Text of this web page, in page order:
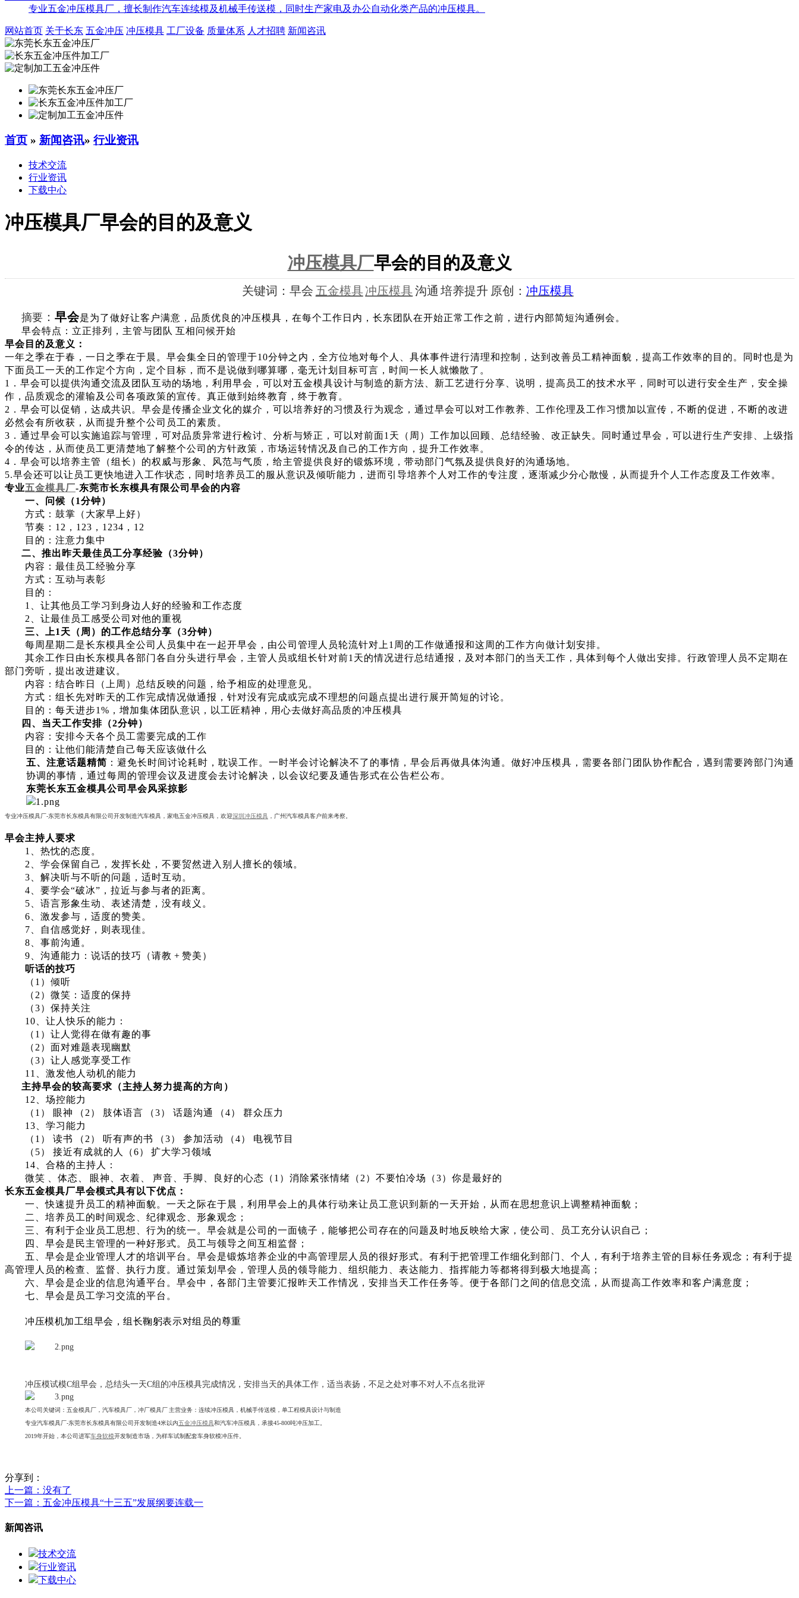
专业五金冲压模具厂，擅长制作汽车连续模及机械手传送模，同时生产家电及办公自动化类产品的冲压模具。
网站首页 关于长东 五金冲压 冲压模具 工厂设备 质量体系 人才招聘 新闻咨讯
首页 » 新闻咨讯» 行业资讯
技术交流
行业资讯
下载中心
冲压模具厂早会的目的及意义
冲压模具厂早会的目的及意义
关键词：早会 五金模具冲压模具沟通 培养提升 原创： 冲压模具
摘要 ： 早会是为了做好让客户满意，品质优良的冲压模具，在每个工作日内，长东团队在开始正常工作之前，进行内部简短沟通例会。
早会特点：立正排列，主管与团队 互相问候开始
早会目的及意义：
一年之季在于春，一日之季在于晨。早会集全日的管理于10分钟之内，全方位地对每个 人、 具体事件进行清理和控制，达到改善员工精神面貌， 提高工作效率的目的。同时也是为
下面员工一天的工作定个方向，定个目标，而不是说做到哪算哪，毫无计划目标可言，时间一长人就懒散了 。
1．早会可以提供沟通交流及团队互动的场地 ，利用早会，可以对五金模具设计与制造的新方法、新工艺进行分享、说明，提高员工的技术水平，同时可以进行安全生产，安全操
作， 品质观念的灌输及公司各项政策的宣传。真正做到始终教育，终于教育。
2．早会可以促销，达成共识。早会是传播企业文化的媒介，可以培养好的习惯及行为观念，通过早会可以对工作教养、工作伦理及工作习惯加以宣传，不断的促进，不断的改进
必然会有所收获，从而提升整个公司员工的素质。
3．通过早会可以实施追踪与管理，可对品质异常进行检讨、分析与矫正，可以对前面1天（周） 工作加以回顾、总结经验、改正缺失。同时通过早会，可以进行生产安排、上级指
令的传达，从而使员工更清楚地了解整个公司的方针政策，市场运转情况及自己的工作方向，提升工作效率。
4．早会可以培养主管
（组长） 的权威与形象、风范与气质，给主管提供良好的锻炼环境，带动部门气氛及提供良好的沟通场地。
5.早会还可以让员工更快地进入工作状态，同时培养员工的服从意识及倾听能力，进而引导培养个人对工作的专注度，逐渐减少分心散慢，从而提升个人工作态度及工作效率。
专业五金模具厂-东莞市长东模具有限公司 早会的内容
一、问候（1分钟）
方式：鼓掌（ 大家早上好）
节奏： 12，123，1234，12
目的：注意力集中
二、推出昨天最佳员工分享经验（3分钟）
内容：最佳员工经验分享
方式：互动与表彰
目的：
1、让其他 员工学习到身边人 好的经验和工作态度
2、让最佳 员工感受公司对他的重视
三、
上1天（周）的工作总结分享 （3分钟）
每周星期 二 是长东模具全公司人员集中在一起开早会，由公司管理人员轮流针对上 1周的工作做通报和这周的工作方向做计划安排。
其余工作日由长东模具各部门各自分头进行早会，主管人员或组长针对前1天的情况进行总结通报 ，及对本部门的当天工作，具体到每个人做出安排。行政管理人员不定期在
部门旁听，提出改进建议。
内容：结合昨日
（上周） 总结反映的问题，给予相应的处理意见。
方式： 组长先对昨天的工作完成情况做通报，针对没有完成或完成不理想的问题点提出进行展开简短的讨论。
目的：每天进步1%，增加集体团队意识，以工匠精神，用心去做好高品质的冲压模具
四、 当天工作安排（2分钟）
内容：安排今天各个员工需要完成的工作
目的：让他们能清楚自己每天应该做什么
五、 注意话题精简 ：避免长时间讨论耗时，耽误工作。一时半会讨论解决不了的事情，早会后再做具体沟通。做好冲压模具，需要各部门团队协作配合，遇到需要跨部门沟通
协调的事情，通过每周的管理会议及进度会去讨论解决，以会议纪要及通告形式在公告栏公布。
东莞长东五金模具公司早会风采掠影
专业冲压模具厂-东莞市长东模具有限公司开发制造汽车模具， 家电五金冲压模具，欢迎深圳冲压模具 ，广州汽车模具客户前来考察。
早会主持人要求
1、热忱的态度。
2、学会保留自己，发挥长处，不要贸然进入别人擅长的领域。
3、解决听与不听的问题，适时互动。
4、要学会“破冰”，拉近与参与者的距离。
5、语言形象生动、表述清楚，没有歧义。
6、激发参与，适度的赞美。
7、自信感觉好，则表现佳。
8、事前沟通。
9、沟通能力：说话的技巧（请教 + 赞美）
听话的技巧
（ 1）倾听
（ 2）微笑：适度的保持
（3）保持关注
10、让人快乐的能力：
（ 1）让人觉得在做有趣的事
（ 2）面对难题表现幽默
（3）让人感觉享受工作
11、激发他人动机的能力
主持早会的较高要求（主持人努力提高的方向）
12、场控能力
（ 1） 眼神 （2） 肢体语言 （3） 话题沟通 （4） 群众压力
13、学习能力
（ 1） 读书 （2） 听有声的书 （3） 参加活动 （4） 电视节目
（ 5） 接近有成就的人（6） 扩大学习领域
14、合格的主持人：
微笑
、体态、 眼神、衣着、 声音、手脚、良好的心态（ 1）消除紧张情绪（2）不要怕冷场（3）你是最好的
长东五金模具厂早会模式具有以下优点：
一、快速提升员工的精神面貌。一天之际在于晨，利用早会上的具体行动来让员工意识到新的一天开始，从而在思想意识上调整精神面貌；
二、培养员工的时间观念、纪律观念、形象观念；
三、有利于企业员工思想、行为的统一。早会就是公司的一面镜子，能够把公司存在的问题及时地反映给大家，使公司、员工充分认识自己；
四、早会是民主管理的一种好形式。员工与领导之间互相监督；
五、早会是企业管理人才的培训平台。早会是锻炼培养企业的中高管理层人员的很好形式。有利于把管理工作细化到部门、个人，有利于培养主管的目标任务观念；有利于提
高管理人员的检查、监督、执行力度。通过策划早会，管理人员的领导能力、组织能力、表达能力、指挥能力等都将得到极大地提高；
六、早会是企业的信息沟通平台。早会中，各部门主管要汇报昨天工作情况，安排当天工作任务等。便于各部门之间的信息交流，从而提高工作效率和客户满意度；
七、早会是员工学习交流的平台。
冲压模机加工组早会，组长鞠躬表示对组员的尊重
冲压模试模C组早会，总结头一天C组的冲压模具完成情况，安排当天的具体工作，适当表扬，不足之处对事不对人不点名批评
本公司关键词：五金模具厂，汽车模具厂，冲厂模具厂 主营业务：连续冲压模具，机械手传送模，单工程模具设计与制造
专业汽车模具厂-东莞市长东模具有限公司开发制造4米以内五金冲压模具和汽车冲压模具，承接45-800吨冲压加工。
2019年开始，本公司进军车身软模开发制造市场，为样车试制配套车身软模冲压件。
分享到：
上一篇 ：没有了
下一篇 ：五金冲压模具“十三五”发展纲要连载一
新闻咨讯
技术交流
行业资讯
下载中心